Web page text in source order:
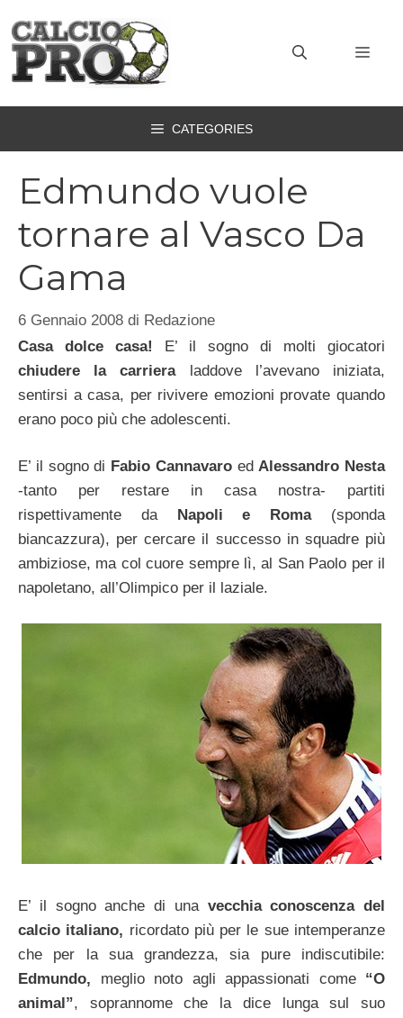
contenuto
CATEGORIES
Edmundo vuole
tornare al Vasco Da
Gama
6 Gennaio 2008 di Redazione
Casa dolce casa! E’ il sogno di molti giocatori
chiudere la carriera laddove l’avevano iniziata,
sentirsi a casa, per rivivere emozioni provate quando
erano poco più che adolescenti.
E’ il sogno di Fabio Cannavaro edAlessandro Nesta
-tanto per restare in casa nostra- partiti
rispettivamente da Napoli e Roma (sponda
biancazzura), per cercare il successo in squadre più
ambiziose, ma col cuore sempre lì, al San Paolo per il
napoletano, all’Olimpico per il laziale.
E’ il sogno anche di una vecchia conoscenza del
calcio italiano, ricordato più per le sue intemperanze
che per la sua grandezza, sia pure indiscutibile:
Edmundo, meglio noto agli appassionati come “O
animal”, soprannome che la dice lunga sul suo